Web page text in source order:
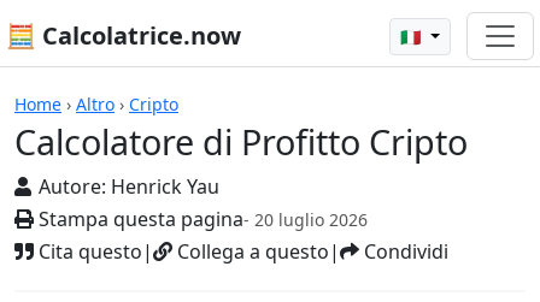
🧮 Calcolatrice.now 🇮🇹
Home › Altro › Cripto
Calcolatore di Profitto Cripto
Autore: Henrick Yau
Stampa questa pagina- 20 luglio 2026
Cita questo| Collega a questo| Condividi
Calcolatrici